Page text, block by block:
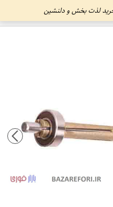
خرید لذت بخش و دلنشین